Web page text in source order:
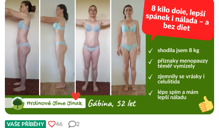
VAŠE PŘÍBĚHY 46 2